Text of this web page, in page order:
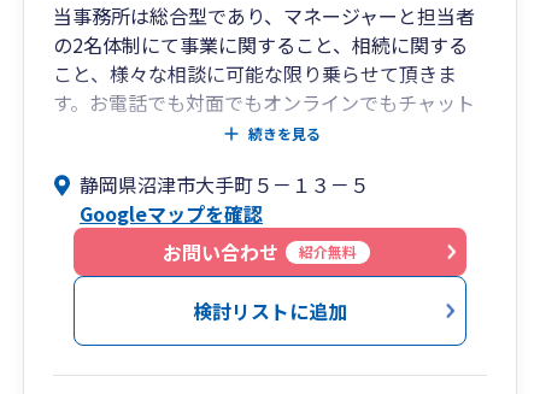
当事務所は総合型であり、マネージャーと担当者
の2名体制にて事業に関すること、相続に関する
こと、様々な相談に可能な限り乗らせて頂きま
す。お電話でも対面でもオンラインでもチャット
でも。節税はもちろんですが、事業の為にはバラ
状況や方向性を踏まえたアドバイスを行ってまい
ります。
創業時や法人設立時には、決めなければならない
こと、やっておいたほうが良いこと、方向性を決
続きを見る
静岡県沼津市大手町５－１３－５
Googleマップを確認
お問い合わせ
紹介無料
検討リストに追加